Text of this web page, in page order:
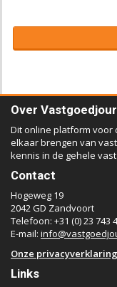
Over
Dit online platform voor
elkaar brengen van
kennis in de gehele
Contact
Hogeweg 19
2042 GD Zandvoort
Telefoon: +31 (0) 23 743
E-mail:
Onze privacyverklaring
Links